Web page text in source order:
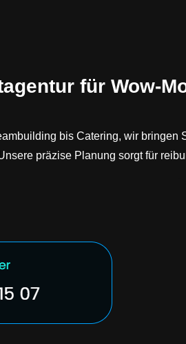
für Wow-
bis Catering, wir
präzise Planung sorgt für